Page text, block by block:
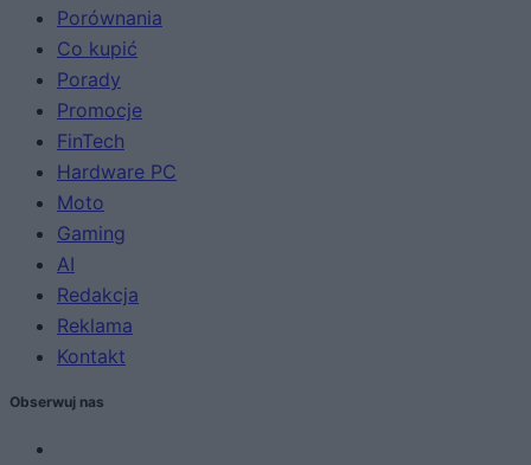
Porównania
Co kupić
Porady
Promocje
FinTech
Hardware PC
Moto
Gaming
AI
Redakcja
Reklama
Kontakt
Obserwuj nas